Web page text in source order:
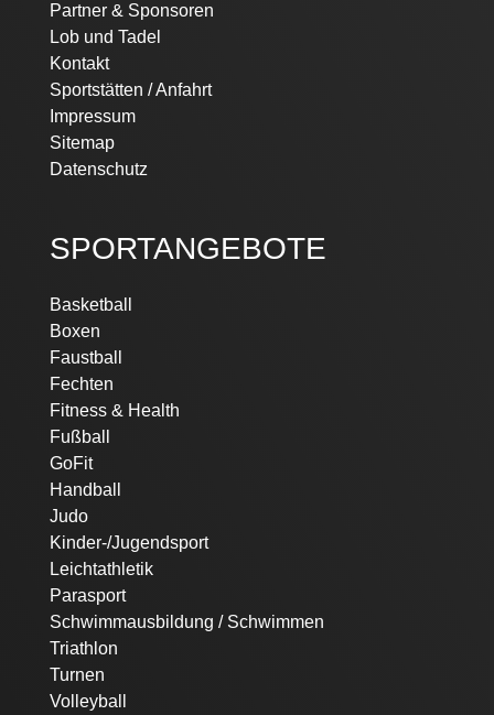
Partner & Sponsoren
Lob und Tadel
Kontakt
Sportstätten / Anfahrt
Impressum
Sitemap
Datenschutz
SPORTANGEBOTE
Navigation
überspringen
Basketball
Boxen
Faustball
Fechten
Fitness & Health
Fußball
GoFit
Handball
Judo
Kinder-/Jugendsport
Leichtathletik
Parasport
Schwimmausbildung / Schwimmen
Triathlon
Turnen
Volleyball